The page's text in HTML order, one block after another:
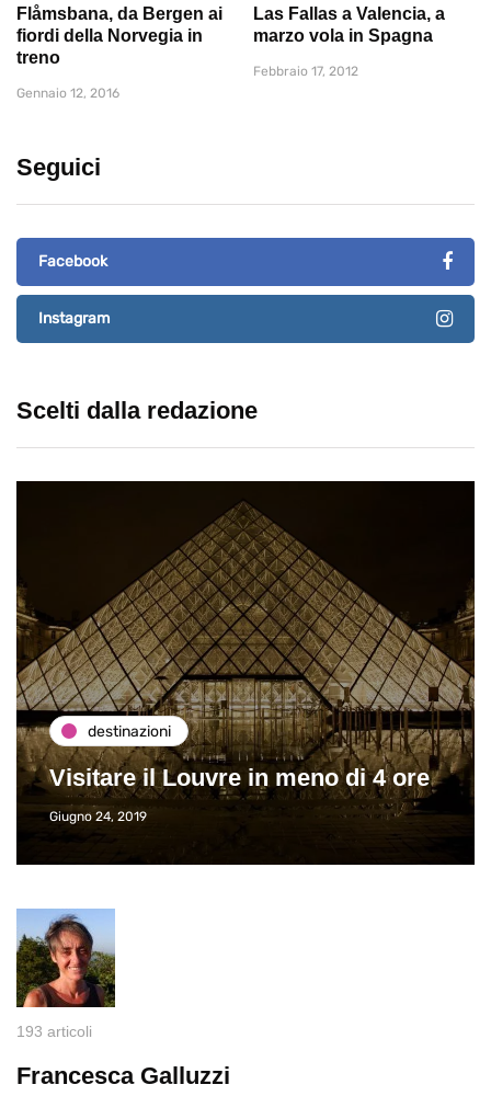
Flåmsbana, da Bergen ai
fiordi della Norvegia in
treno
Gennaio 12, 2016
Las Fallas a Valencia, a
marzo vola in Spagna
Febbraio 17, 2012
Seguici
Facebook
Instagram
Scelti dalla redazione
destinazioni
Visitare il Louvre in meno di 4 ore
Giugno 24, 2019
193 articoli
Francesca Galluzzi